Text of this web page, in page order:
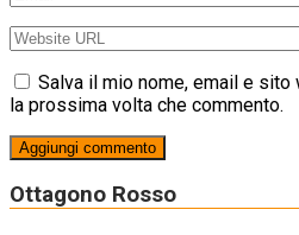
Salva il mio nome, email e
la prossima volta che commento.
Ottagono Rosso